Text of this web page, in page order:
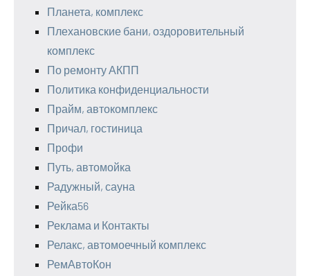
Планета, комплекс
Плехановские бани, оздоровительный
комплекс
По ремонту АКПП
Политика конфиденциальности
Прайм, автокомплекс
Причал, гостиница
Профи
Путь, автомойка
Радужный, сауна
Рейка56
Реклама и Контакты
Релакс, автомоечный комплекс
РемАвтоКон